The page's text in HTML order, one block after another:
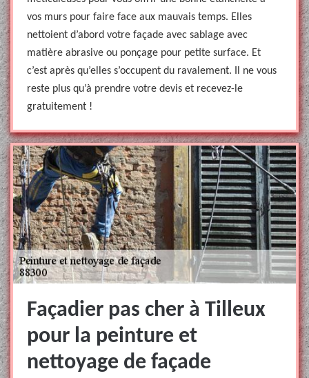
vos murs pour faire face aux mauvais temps. Elles
nettoient d’abord votre façade avec sablage avec
matière abrasive ou ponçage pour petite surface. Et
c’est après qu’elles s’occupent du ravalement. Il ne vous
reste plus qu’à prendre votre devis et recevez-le
gratuitement !
Façadier pas cher à Tilleux
pour la peinture et
nettoyage de façade